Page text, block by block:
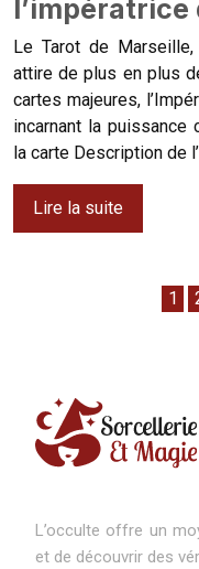
l’impératrice
Le Tarot de
attire de plus en plus
cartes majeures,
incarnant la puissance
la carte Description de
Lire la suite
1
L’occulte offre un
et de découvrir des